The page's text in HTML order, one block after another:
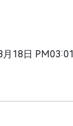
月18日